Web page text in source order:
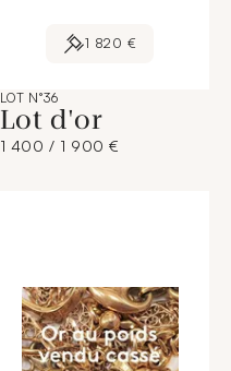
1 820 €
LOT N°36
Lot d'or
1 400 / 1 900 €